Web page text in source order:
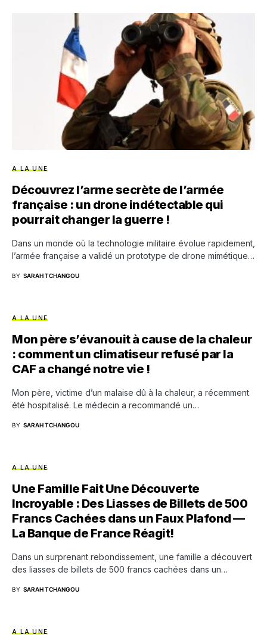
A LA UNE
Découvrez l’arme secrète de l’armée
française : un drone indétectable qui
pourrait changer la guerre !
Dans un monde où la technologie militaire évolue rapidement,
l’armée française a validé un prototype de drone mimétique…
BY SARAH TCHANGOU
A LA UNE
Mon père s’évanouit à cause de la chaleur
: comment un climatiseur refusé par la
CAF a changé notre vie !
Mon père, victime d’un malaise dû à la chaleur, a récemment
été hospitalisé. Le médecin a recommandé un…
BY SARAH TCHANGOU
A LA UNE
Une Famille Fait Une Découverte
Incroyable : Des Liasses de Billets de 500
Francs Cachées dans un Faux Plafond —
La Banque de France Réagit!
Dans un surprenant rebondissement, une famille a découvert
des liasses de billets de 500 francs cachées dans un…
BY SARAH TCHANGOU
A LA UNE